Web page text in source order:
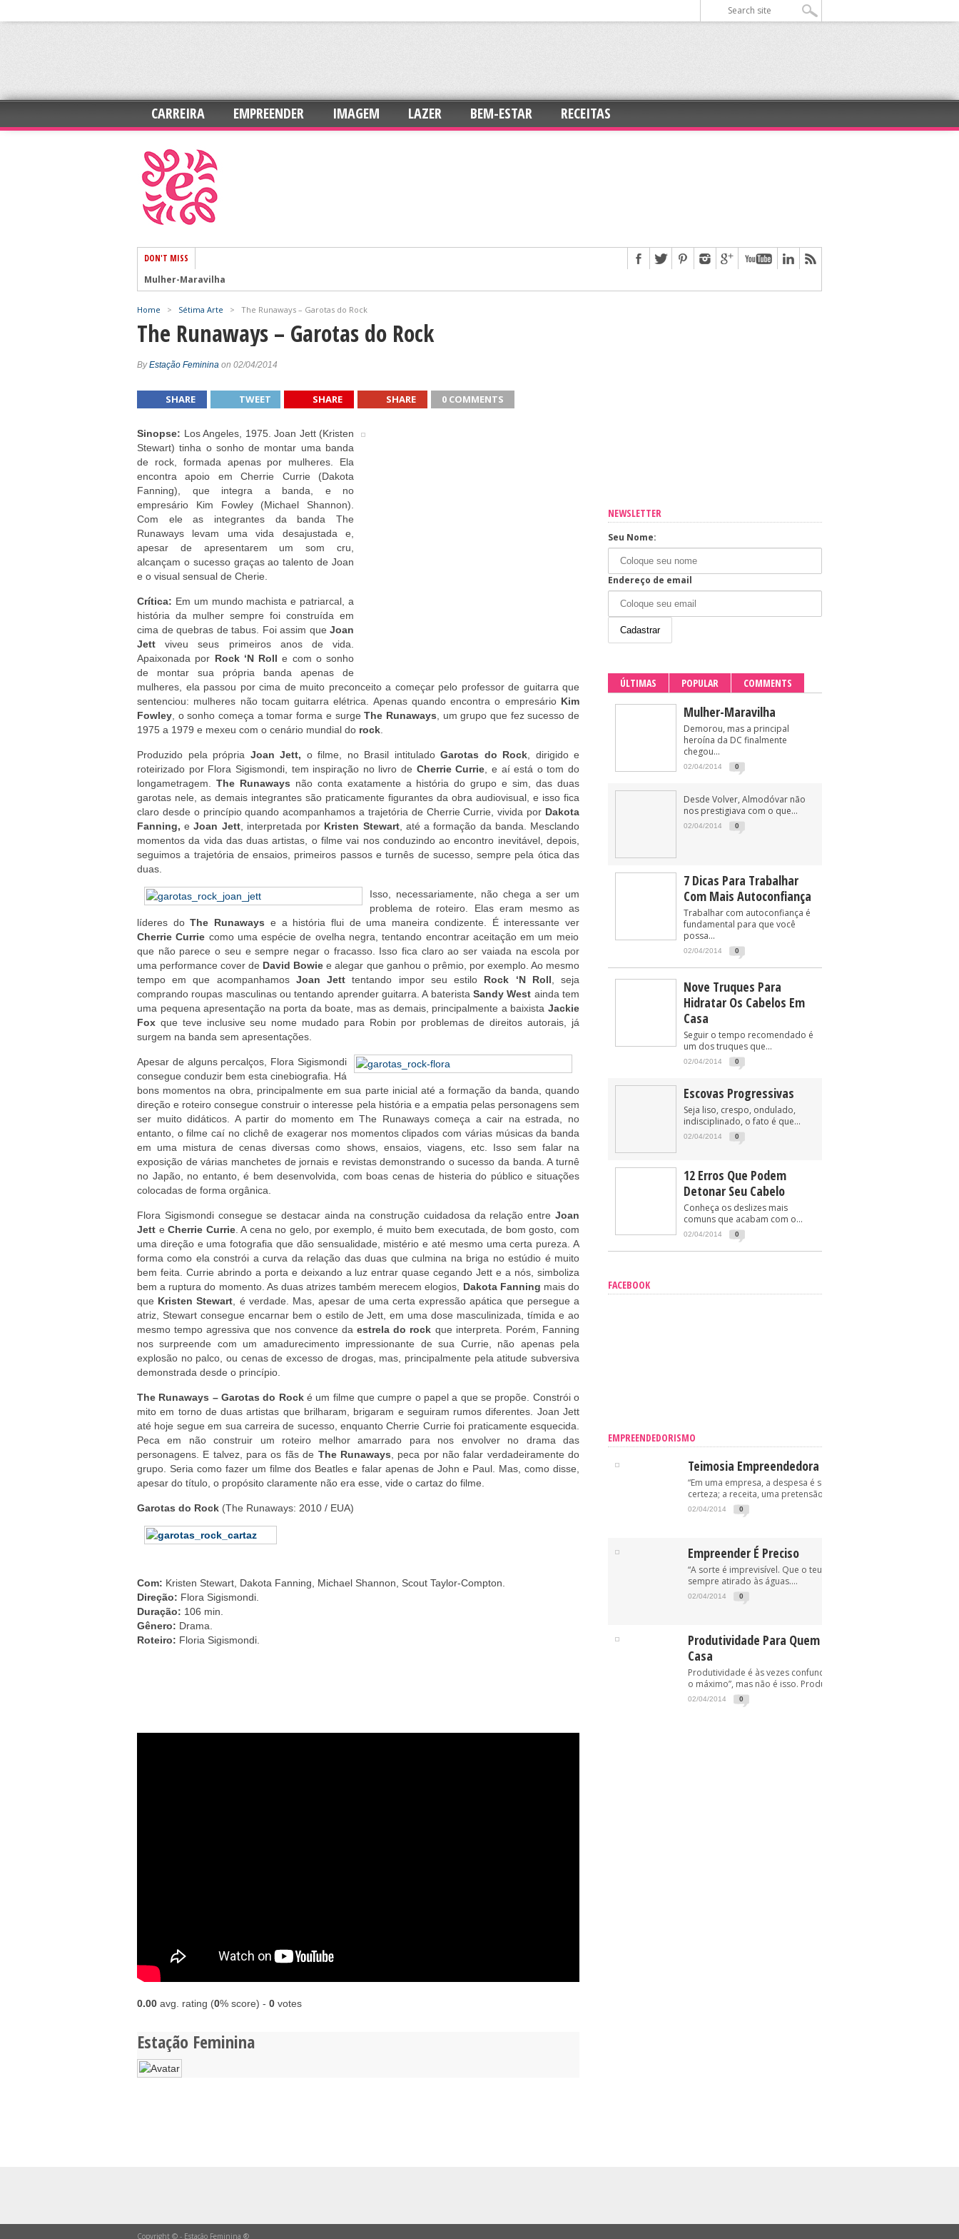
CARREIRA EMPREENDER IMAGEM LAZER BEM-ESTAR RECEITAS
DON'T MISS
Mulher-Maravilha
7 dicas para trabalhar com mais autoconfiança
Amar e Ser Livre
Esperança
Feng Shui para melhorar a energia da sua casa
Fondue de Chocolate
6 atitudes positivas para praticar todos os dias
Liderança Positiva
Home > Sétima Arte > The Runaways – Garotas do Rock
The Runaways – Garotas do Rock
ByEstação Feminina on 02/04/2014
SHARE TWEET SHARE SHARE 0 COMMENTS
Sinopse: Los Angeles, 1975. Joan Jett (Kristen
Stewart) tinha o sonho de montar uma banda
de rock, formada apenas por mulheres. Ela
encontra apoio em Cherrie Currie (Dakota
Fanning), que integra a banda, e no
empresário Kim Fowley (Michael Shannon).
Com ele as integrantes da banda The
Runaways levam uma vida desajustada e,
apesar de apresentarem um som cru,
alcançam o sucesso graças ao talento de Joan
e o visual sensual de Cherie.
Crítica: Em um mundo machista e patriarcal, a
história da mulher sempre foi construída em
cima de quebras de tabus. Foi assim que Joan
Jett viveu seus primeiros anos de vida.
Apaixonada por Rock ‘N Roll e com o sonho
de montar sua própria banda apenas de
mulheres, ela passou por cima de muito preconceito a começar pelo professor de guitarra que
sentenciou: mulheres não tocam guitarra elétrica. Apenas quando encontra o empresário Kim
Fowley , o sonho começa a tomar forma e surgeThe Runaways , um grupo que fez sucesso de
1975 a 1979 e mexeu com o cenário mundial do rock
Produzido pela própria Joan Jett, o filme, no Brasil intitulado Garotas do Rock , dirigido e
roteirizado por Flora Sigismondi, tem inspiração no livro de Cherrie Currie , e aí está o tom do
longametragem. The Runaways não conta exatamente a história do grupo e sim, das duas
garotas nele, as demais integrantes são praticamente figurantes da obra audiovisual, e isso fica
claro desde o princípio quando acompanhamos a trajetória de Cherrie Currie, vivida por Dakota
Fanning, eJoan Jett, interpretada por Kristen Stewart, até a formação da banda. Mesclando
momentos da vida das duas artistas, o filme vai nos conduzindo ao encontro inevitável, depois,
seguimos a trajetória de ensaios, primeiros passos e turnês de sucesso, sempre pela ótica das
duas.
Isso, necessariamente, não chega a ser um
problema de roteiro. Elas eram mesmo as
líderes doThe Runaways e a história flui de uma maneira condizente. É interessante ver
Cherrie Currie como uma espécie de ovelha negra, tentando encontrar aceitação em um meio
que não parece o seu e sempre negar o fracasso. Isso fica claro ao ser vaiada na escola por
uma performance cover de David Bowie e alegar que ganhou o prêmio, por exemplo. Ao mesmo
tempo em que acompanhamos Joan Jett tentando impor seu estilo Rock ‘N Roll , seja
comprando roupas masculinas ou tentando aprender guitarra. A baterista Sandy West ainda tem
uma pequena apresentação na porta da boate, mas as demais, principalmente a baixista Jackie
Fox que teve inclusive seu nome mudado para Robin por problemas de direitos autorais, já
surgem na banda sem apresentações.
Apesar de alguns percalços, Flora Sigismondi
consegue conduzir bem esta cinebiografia. Há
bons momentos na obra, principalmente em sua parte inicial até a formação da banda, quando
direção e roteiro consegue construir o interesse pela história e a empatia pelas personagens sem
ser muito didáticos. A partir do momento em The Runaways começa a cair na estrada, no
entanto, o filme caí no clichê de exagerar nos momentos clipados com várias músicas da banda
em uma mistura de cenas diversas como shows, ensaios, viagens, etc. Isso sem falar na
exposição de várias manchetes de jornais e revistas demonstrando o sucesso da banda. A turnê
no Japão, no entanto, é bem desenvolvida, com boas cenas de histeria do público e situações
colocadas de forma orgânica.
Flora Sigismondi consegue se destacar ainda na construção cuidadosa da relação entre Joan
Jett eCherrie Currie. A cena no gelo, por exemplo, é muito bem executada, de bom gosto, com
uma direção e uma fotografia que dão sensualidade, mistério e até mesmo uma certa pureza. A
forma como ela constrói a curva da relação das duas que culmina na briga no estúdio é muito
bem feita. Currie abrindo a porta e deixando a luz entrar quase cegando Jett e a nós, simboliza
bem a ruptura do momento. As duas atrizes também merecem elogios, Dakota Fanning mais do
que Kristen Stewart , é verdade. Mas, apesar de uma certa expressão apática que persegue a
atriz, Stewart consegue encarnar bem o estilo de Jett, em uma dose masculinizada, tímida e ao
mesmo tempo agressiva que nos convence daestrela do rock que interpreta. Porém, Fanning
nos surpreende com um amadurecimento impressionante de sua Currie, não apenas pela
explosão no palco, ou cenas de excesso de drogas, mas, principalmente pela atitude subversiva
demonstrada desde o princípio.
The Runaways – Garotas do Rocké um filme que cumpre o papel a que se propõe. Constrói o
mito em torno de duas artistas que brilharam, brigaram e seguiram rumos diferentes. Joan Jett
até hoje segue em sua carreira de sucesso, enquanto Cherrie Currie foi praticamente esquecida.
Peca em não construir um roteiro melhor amarrado para nos envolver no drama das
personagens. E talvez, para os fãs de The Runaways , peca por não falar verdadeiramente do
grupo. Seria como fazer um filme dos Beatles e falar apenas de John e Paul. Mas, como disse,
apesar do título, o propósito claramente não era esse, vide o cartaz do filme.
Garotas do Rock (The Runaways: 2010 / EUA)
Com: Kristen Stewart, Dakota Fanning, Michael Shannon, Scout Taylor-Compton.
Direção: Flora Sigismondi.
Duração: 106 min.
Gênero: Drama.
Roteiro: Floria Sigismondi.
0.00 avg. rating (0% score) - 0 votes
Estação Feminina
NEWSLETTER
Seu Nome:
Endereço de email
ÚLTIMAS POPULAR COMMENTS
Mulher-Maravilha
Demorou, mas a principal
heroína da DC finalmente
chegou...
02/04/2014 0
Desde Volver, Almodóvar não
nos prestigiava com o que...
02/04/2014 0
7 Dicas Para Trabalhar
Com Mais Autoconfiança
Trabalhar com autoconfiança é
fundamental para que você
possa...
02/04/2014 0
Nove Truques Para
Hidratar Os Cabelos Em
Casa
Seguir o tempo recomendado é
um dos truques que...
02/04/2014 0
Escovas Progressivas
Seja liso, crespo, ondulado,
indisciplinado, o fato é que...
02/04/2014 0
12 Erros Que Podem
Detonar Seu Cabelo
Conheça os deslizes mais
comuns que acabam com o...
02/04/2014 0
FACEBOOK
EMPREENDEDORISMO
Teimosia Empreendedora
“Em uma empresa, a despesa é sempre uma
certeza; a receita, uma pretensão.” (Oriovisto...
02/04/2014 0
Empreender É Preciso
“A sorte é imprevisível. Que o teu anzol esteja, pois,
sempre atirado às águas....
02/04/2014 0
Produtividade Para Quem Trabalha Em
Casa
Produtividade é às vezes confundida com “trabalhe
o máximo”, mas não é isso. Produtividade...
02/04/2014 0
Copyright © - Estação Feminina ®